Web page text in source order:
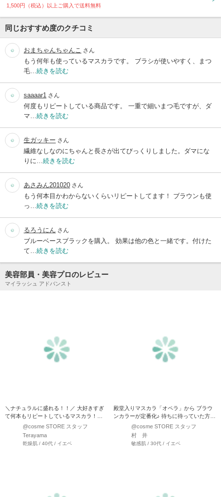
1,500円（税込）以上ご購入で送料無料
同じおすすめ度のクチコミ
おまちゃんちゃんこ さん
もう何年も使っているマスカラです。 ブラシが使いやすく、まつ
毛… 続きを読む
saaaar1 さん
何度もリピートしている商品です。 一重で細いまつ毛ですが、ダ
マ… 続きを読む
生ガッキー さん
繊維なしなのにちゃんと長さが出てびっくりしました。ダマにな
りに… 続きを読む
あさみん201020 さん
もう何本目かわからないくらいリピートしてます！ ブラウンも使
っ… 続きを読む
るろうにん さん
ブルーベースブラックを購入。 効果は他の色と一緒です。付けた
て… 続きを読む
美容部員・美容プロのレビュー
マイラッシュ アドバンスト
＼ナチュラルに盛れる！！／ 大好きすぎ
て何本もリピートしているマスカラ！！
私のまつ毛こん…
@cosme STORE スタッフ
Terayama
乾燥肌 / 40代 / イエベ
殿堂入りマスカラ「オペラ」から ブラウ
ンカラーが定番化♪ 待ちに待っていた方も
居るので…@cosme STORE スタッフ
村 井
敏感肌 / 30代 / イエベ